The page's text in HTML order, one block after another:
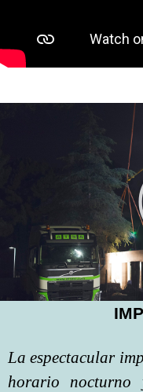
La espectacular
horario nocturno